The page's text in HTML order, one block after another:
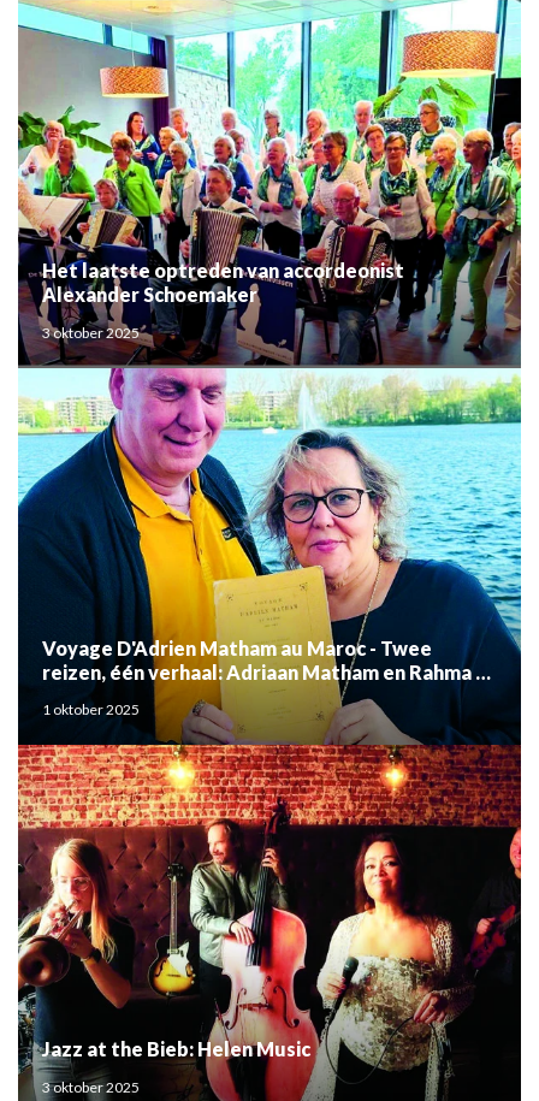
Het laatste optreden van accordeonist
Alexander Schoemaker
3 oktober 2025
Voyage D'Adrien Matham au Maroc - Twee
reizen, één verhaal: Adriaan Matham en Rahma el
Mouden
1 oktober 2025
Jazz at the Bieb: Helen Music
3 oktober 2025